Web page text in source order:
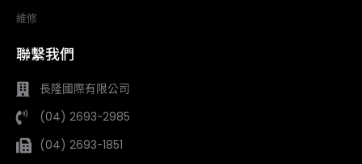
維修
聯繫我們
長隆國際有限公司
(04) 2693-2985
(04) 2693-1851